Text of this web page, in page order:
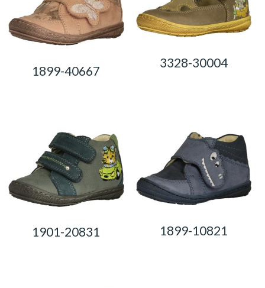
1899-40667
3328-30004
1901-20831 1899-10821